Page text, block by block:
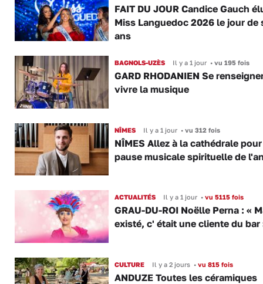
FAIT DU JOUR Candice Gauch
Miss Languedoc 2026 le jour de
ans
BAGNOLS-UZÈS Il y a 1 jour •vu 195 fois
GARD RHODANIEN Se
vivre la musique
NÎMES Il y a 1 jour •vu 312 fois
NÎMES Allez à la cathédrale
pause musicale spirituelle de
ACTUALITÉS Il y a 1 jour •vu 5115 fois
GRAU-DU-ROI Noëlle Perna : «
existé, c' était une cliente du bar
CULTURE Il y a 2 jours •vu 815 fois
ANDUZE Toutes les céramiques